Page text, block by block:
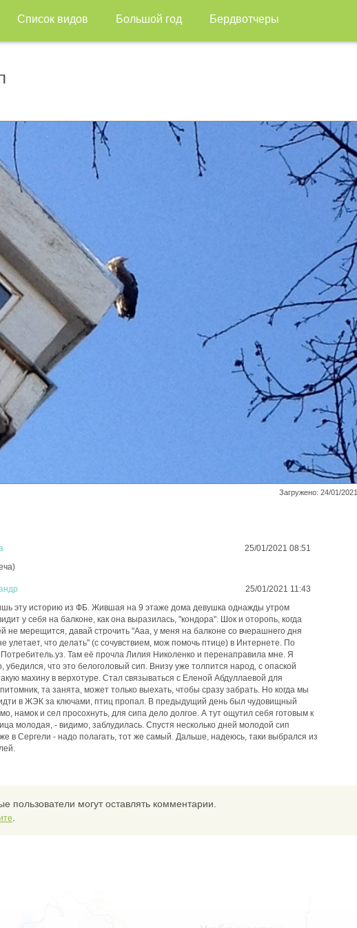
Список видов Большой год Бердвотчеры
Загружено: 24/01/2021
25/01/2021 08:51
25/01/2021 11:43
эту историю из ФБ. Жившая на 9 этаже дома девушка однажды утром
у себя на балконе, как она выразилась, "кондора". Шок и оторопь, когда
не мерещится, давай строчить "Ааа, у меня на балконе со вчерашнего дня
улетает, что делать" (с сочувствием, мож помочь птице) в Интернете. По
Там её прочла Лилия Николенко и перенаправила мне. Я
убедился, что это белоголовый сип. Внизу уже толпится народ, с опаской
махину в верхотуре. Стал связываться с Еленой Абдуллаевой для
та занята, может только выехать, чтобы сразу забрать. Но когда мы
идти в ЖЭК за ключами, птиц пропал. В предыдущий день был чудовищный
намок и сел просохнуть, для сипа дело долгое. А тут ощутил себя готовым к
молодая, - видимо, заблудилась. Спустя несколько дней молодой сип
в Сергели - надо полагать, тот же самый. Дальше, надеюсь, таки выбрался из
пользователи могут оставлять комментарии.